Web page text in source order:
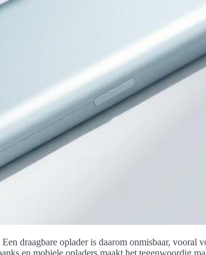
draagbare oplader is daarom onmisbaar, vooral